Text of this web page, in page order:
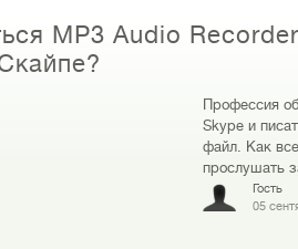
MP3 Audio
Профессия
Skype и
файл. Как
прослушать
Гость
05